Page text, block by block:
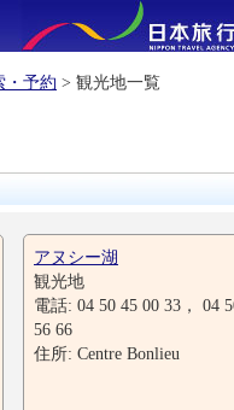
・予約 > 観光地一覧
アヌシー湖
観光地
電話: 04 50 45 00 33， 04
56 66
住所: Centre Bonlieu